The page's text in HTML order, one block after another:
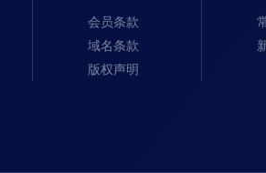
会员条款
域名条款
版权声明